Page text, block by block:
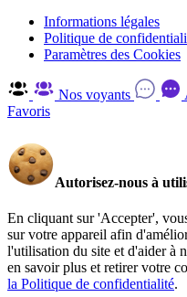
Informations légales
Politique de
Paramètres des Cookies
Nos voyants
Favoris
Autorisez-nous à
En cliquant sur 'Accepter',
sur votre appareil afin
l'utilisation du site et d'aider à
en savoir plus et retirer votre
la Politique de confidentialité.